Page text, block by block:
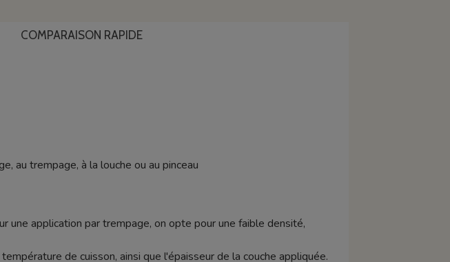
COMPARAISON RAPIDE
au trempage, à la louche ou au pinceau
une application par trempage, on opte pour une faible densité,
de cuisson, ainsi que l'épaisseur de la couche appliquée.